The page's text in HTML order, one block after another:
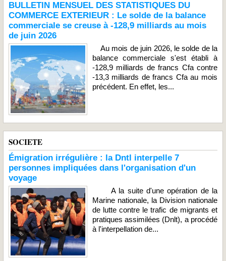
BULLETIN MENSUEL DES STATISTIQUES DU
COMMERCE EXTERIEUR : Le solde de la balance
commerciale se creuse à -128,9 milliards au mois
de juin 2026
Au mois de juin 2026, le solde de la
balance commerciale s'est établi à
-128,9 milliards de francs Cfa contre
-13,3 milliards de francs Cfa au mois
précédent. En effet, les...
SOCIETE
Émigration irrégulière : la Dntl interpelle 7
personnes impliquées dans l'organisation d'un
voyage
A la suite d'une opération de la
Marine nationale, la Division nationale
de lutte contre le trafic de migrants et
pratiques assimilées (Dnlt), a procédé
à l'interpellation de...